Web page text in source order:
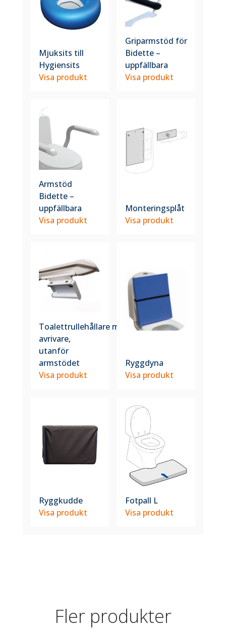
Mjuksits till
Hygiensits
Visa produkt
Griparmstöd för
Bidette –
uppfällbara
Visa produkt
Armstöd
Bidette –
uppfällbara
Visa produkt
Monteringsplåt
Visa produkt
Toalettrullehållare med
avrivare,
utanför
armstödet
Visa produkt
Ryggdyna
Visa produkt
Ryggkudde
Visa produkt
Fotpall L
Visa produkt
Fler produkter